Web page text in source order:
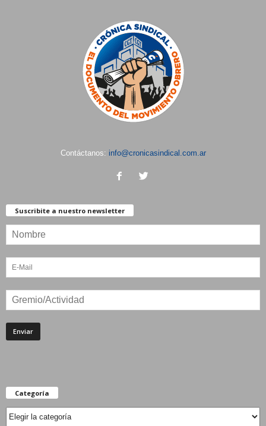
Contáctanos: info@cronicasindical.com.ar
Suscribite a nuestro newsletter
Categoría
Categoría